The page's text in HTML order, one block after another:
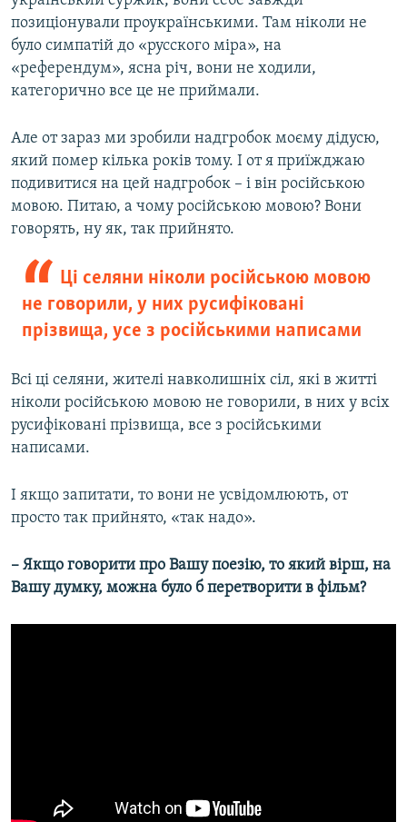
позиціонували проукраїнськими. Там ніколи не
було симпатій до «русского міра», на
«референдум», ясна річ, вони не ходили,
категорично все це не приймали.
Але от зараз ми зробили надгробок моєму дідусю,
який помер кілька років тому. І от я приїжджаю
подивитися на цей надгробок – і він російською
мовою. Питаю, а чому російською мовою? Вони
говорять, ну як, так прийнято.
Ці селяни ніколи російською мовою
не говорили, у них русифіковані
прізвища, усе з російськими написами
Всі ці селяни, жителі навколишніх сіл, які в житті
ніколи російською мовою не говорили, в них у всіх
русифіковані прізвища, все з російськими
написами.
І якщо запитати, то вони не усвідомлюють, от
просто так прийнято, «так надо».
– Якщо говорити про Вашу поезію, то який вірш, на
Вашу думку, можна було б перетворити в фільм?